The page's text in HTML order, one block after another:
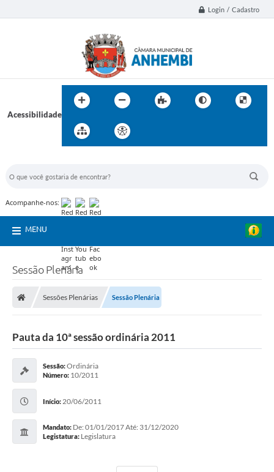
Login / Cadastro
Acessibilidade
Acompanhe-nos:
MENU
Sessão Plenária
Sessões Plenárias Sessão Plenária
Pauta da 10ª sessão ordinária 2011
Sessão:Ordinária
Número: 10/2011
Início: 20/06/2011
Mandato: De: 01/01/2017 Até: 31/12/2020
Legistatura: Legislatura